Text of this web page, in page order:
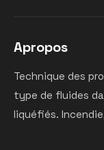
Apropos
Technique des
type de fluides
liquéfiés.